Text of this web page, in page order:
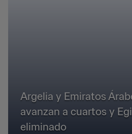
Argelia y Emiratos
avanzan a cuartos y
eliminado